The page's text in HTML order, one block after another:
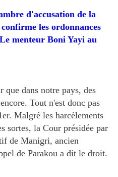
d'accusation de la
les ordonnances
menteur Boni Yayi au
dans notre pays, des
Tout n'est donc pas
Malgré les harcèlements
sortes, la Cour présidée par
de Manigri, ancien
de Parakou a dit le droit.